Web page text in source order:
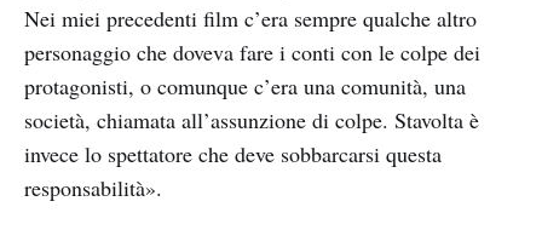
Nei miei precedenti film c’era sempre qualche altro
personaggio che doveva fare i conti con le colpe dei
protagonisti, o comunque c’era una comunità, una
società, chiamata all’assunzione di colpe. Stavolta è
invece lo spettatore che deve sobbarcarsi questa
responsabilità».